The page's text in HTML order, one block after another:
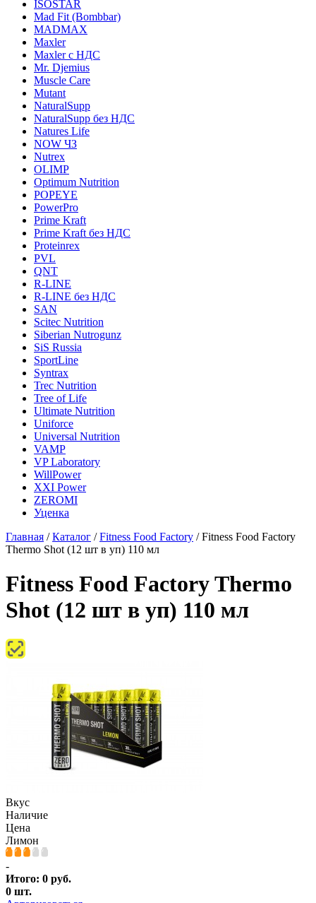
ISOSTAR
Mad Fit (Bombbar)
MADMAX
Maxler
Maxler с НДС
Mr. Djemius
Muscle Care
Mutant
NaturalSupp
NaturalSupp без НДС
Natures Life
NOW ЧЗ
Nutrex
OLIMP
Optimum Nutrition
POPEYE
PowerPro
Prime Kraft
Prime Kraft без НДС
Proteinrex
PVL
QNT
R-LINE
R-LINE без НДС
SAN
Scitec Nutrition
Siberian Nutrogunz
SiS Russia
SportLine
Syntrax
Trec Nutrition
Tree of Life
Ultimate Nutrition
Uniforce
Universal Nutrition
VAMP
VP Laboratory
WillPower
XXI Power
ZEROMI
Уценка
Главная /Каталог /Fitness Food Factory /Fitness Food Factory
Thermo Shot (12 шт в уп) 110 мл
Fitness Food Factory Thermo
Shot (12 шт в уп) 110 мл
Вкус
Наличие
Цена
Лимон
-
Итого: 0 руб.
0 шт.